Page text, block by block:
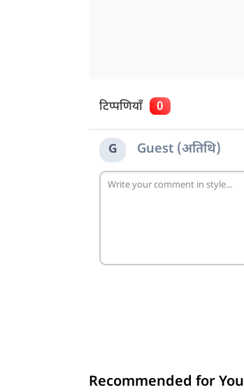
टिप्पणियाँ 0
G Guest (अतिथि)
Recommended for You